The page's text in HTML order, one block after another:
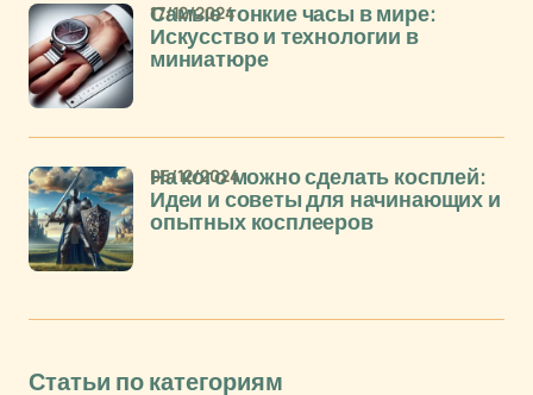
Самые тонкие часы в мире:
Искусство и технологии в
миниатюре
17/12/2024
На кого можно сделать косплей:
Идеи и советы для начинающих и
опытных косплееров
05/12/2024
Статьи по категориям